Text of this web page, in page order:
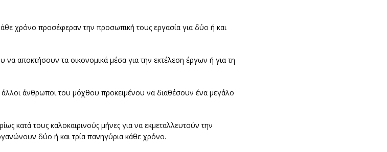
χρόνο προσέφεραν την προσωπική τους εργασία για δύο ή και
να αποκτήσουν τα οικονομικά μέσα για την εκτέλεση έργων ή για τη
άνθρωποι του μόχθου προκειμένου να διαθέσουν ένα μεγάλο
κατά τους καλοκαιρινούς μήνες για να εκμεταλλευτούν την
δύο ή και τρία πανηγύρια κάθε χρόνο.